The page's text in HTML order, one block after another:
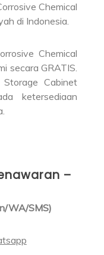
Chemical
di Indonesia.
Chemical
secara GRATIS.
Storage Cabinet
ketersediaan
–
WA/SMS)